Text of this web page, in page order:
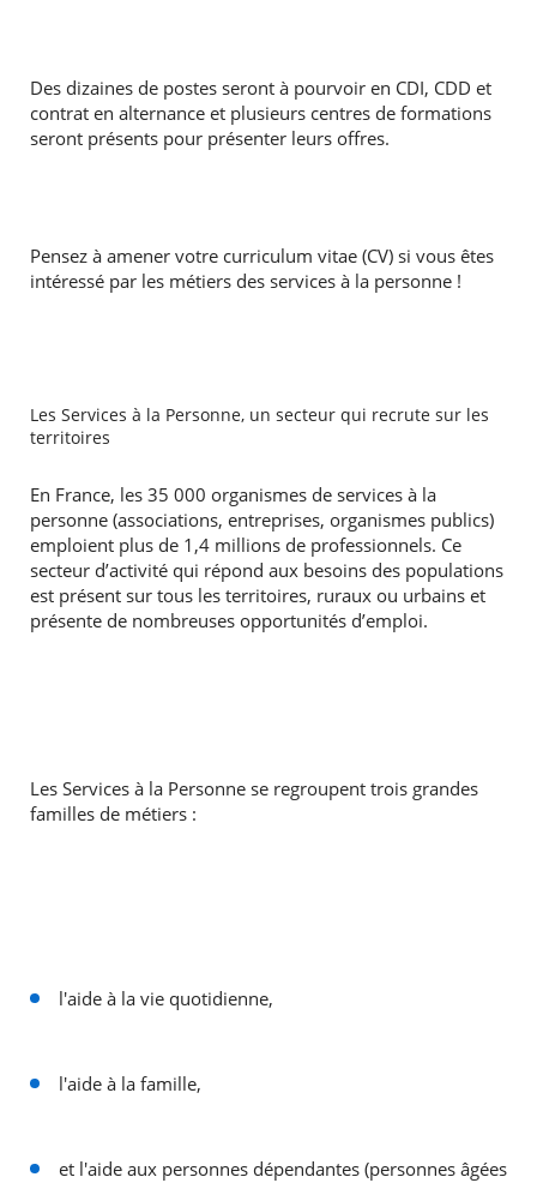
Des dizaines de postes seront à pourvoir en CDI, CDD et
contrat en alternance et plusieurs centres de formations
seront présents pour présenter leurs offres.
Pensez à amener votre curriculum vitae (CV) si vous êtes
intéressé par les métiers des services à la personne !
Les Services à la Personne, un secteur qui recrute sur les
territoires
En France, les 35 000 organismes de services à la
personne (associations, entreprises, organismes publics)
emploient plus de 1,4 millions de professionnels. Ce
secteur d’activité qui répond aux besoins des populations
est présent sur tous les territoires, ruraux ou urbains et
présente de nombreuses opportunités d’emploi.
Les Services à la Personne se regroupent trois grandes
familles de métiers :
l'aide à la vie quotidienne,
l'aide à la famille,
et l'aide aux personnes dépendantes (personnes âgées